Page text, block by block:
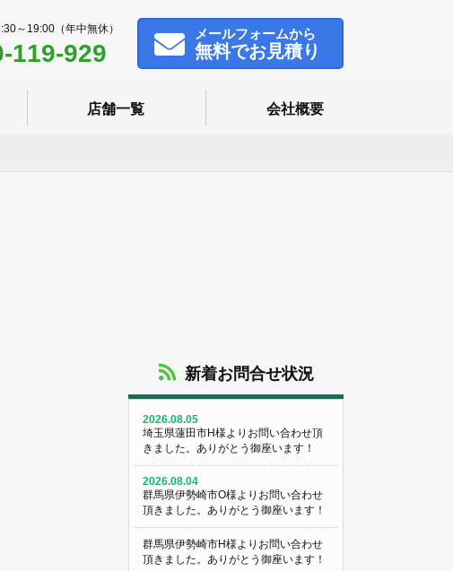
～19:00（年中無休）
119-929
メールフォームから
無料でお見積り
店舗一覧 会社概要
新着お問合せ状況
2026.08.05
埼玉県蓮田市H様よりお問い合わせ頂
きました。ありがとう御座います！
2026.08.04
群馬県伊勢崎市O様よりお問い合わせ
頂きました。ありがとう御座います！
群馬県伊勢崎市H様よりお問い合わせ
頂きました。ありがとう御座います！